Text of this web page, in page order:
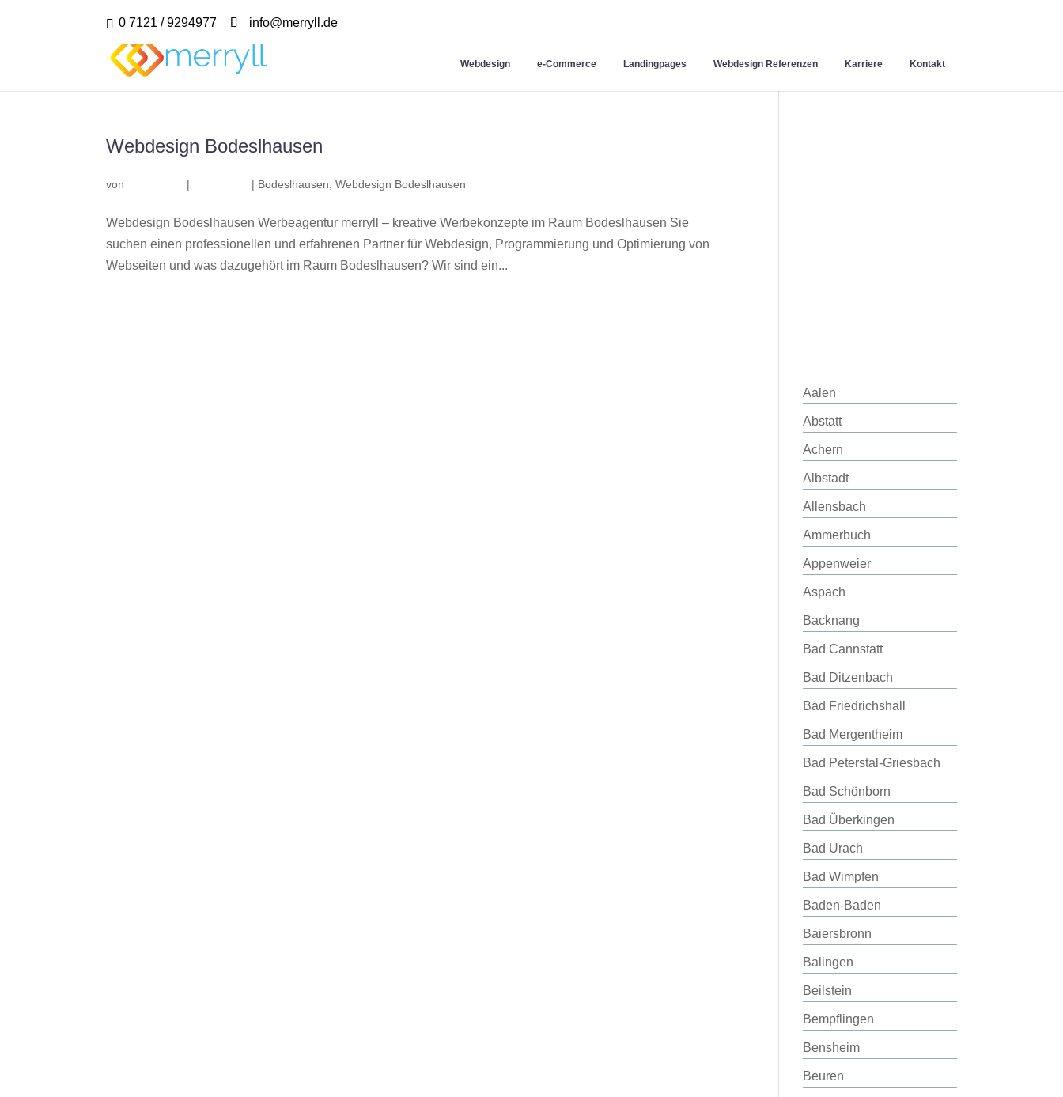
0 7121 / 9294977 info@merryll.de
Webdesign e-Commerce Landingpages Webdesign Referenzen Karriere Kontakt
Webdesign Bodeslhausen
von | | Bodeslhausen ,Webdesign Bodeslhausen
Webdesign Bodeslhausen Werbeagentur merryll – kreative Werbekonzepte im Raum Bodeslhausen Sie
suchen einen professionellen und erfahrenen Partner für Webdesign, Programmierung und Optimierung von
Webseiten und was dazugehört im Raum Bodeslhausen? Wir sind ein...
Aalen
Abstatt
Achern
Albstadt
Allensbach
Ammerbuch
Appenweier
Aspach
Backnang
Bad Cannstatt
Bad Ditzenbach
Bad Friedrichshall
Bad Mergentheim
Bad Peterstal-Griesbach
Bad Schönborn
Bad Überkingen
Bad Urach
Bad Wimpfen
Baden-Baden
Baiersbronn
Balingen
Beilstein
Bempflingen
Bensheim
Beuren